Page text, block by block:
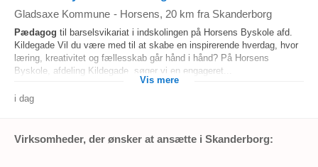
Gladsaxe Kommune - Horsens, 20 km fra Skanderborg
Pædagog til barselsvikariat i indskolingen på Horsens Byskole afd.
Kildegade Vil du være med til at skabe en inspirerende hverdag, hvor
læring, kreativitet og fællesskab går hånd i hånd? På Horsens
Byskole, afdeling Kildegade, søger vi en engageret...
Vis mere
i dag
Virksomheder, der ønsker at ansætte i Skanderborg: